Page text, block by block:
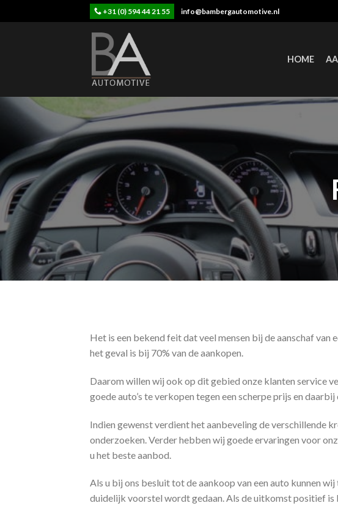
to
+31 (0) 594 44 21 55 info@bambergautomotive.nl
HOME
Het is een bekend feit dat veel mensen bij de aanschaf
het geval is bij 70% van de aankopen.
Daarom willen wij ook op dit gebied onze klanten service
goede auto’s te verkopen tegen een scherpe prijs en
Indien gewenst verdient het aanbeveling de verschillende
onderzoeken. Verder hebben wij goede ervaringen voor
u het beste aanbod.
Als u bij ons besluit tot de aankoop van een auto kunnen
duidelijk voorstel wordt gedaan. Als de uitkomst positief is